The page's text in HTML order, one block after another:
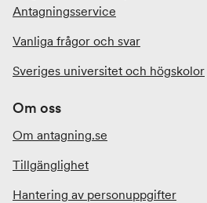
Antagningsservice
Vanliga frågor och svar
Sveriges universitet och högskolor
Om oss
Om antagning.se
Tillgänglighet
Hantering av personuppgifter